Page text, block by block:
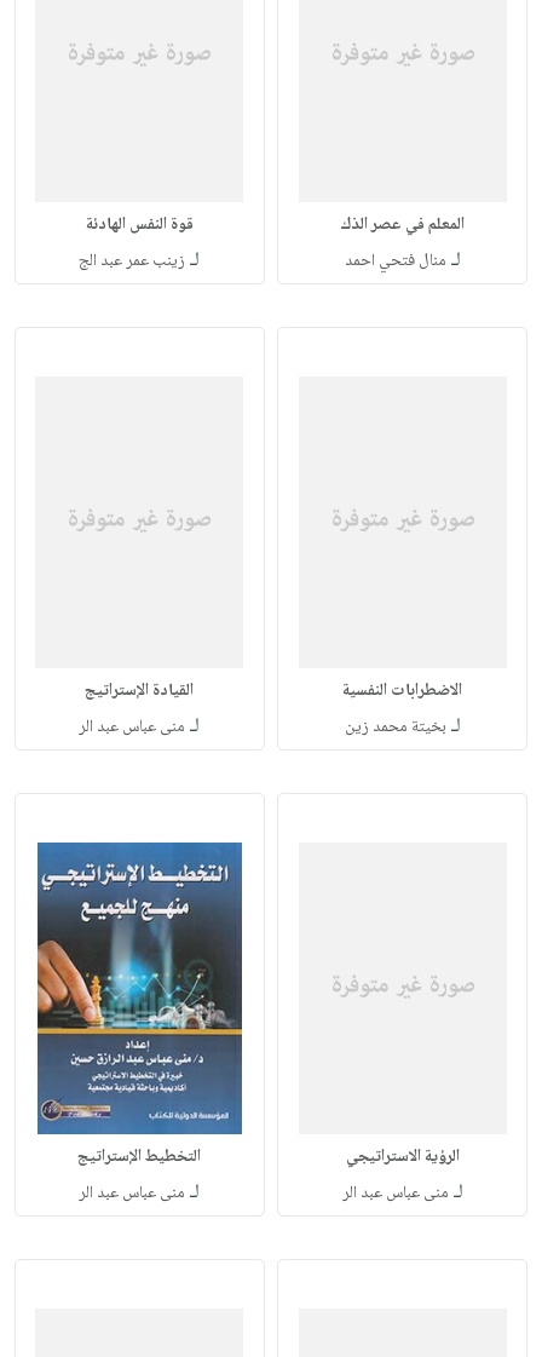
المعلم في عصر الذك
لـ منال فتحي احمد
قوة النفس الهادئة
لـ زينب عمر عبد الج
الاضطرابات النفسية
لـ بخيتة محمد زين
القيادة الإستراتيج
لـ منى عباس عبد الر
الرؤية الاستراتيجي
لـ منى عباس عبد الر
التخطيط الإستراتيج
لـ منى عباس عبد الر